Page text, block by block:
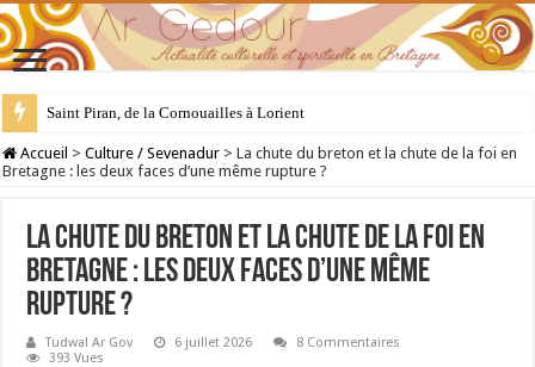
Saint Piran, de la Cornouailles à Lorient
28 juillet : Saint Samson de Dol, père de la Bretagne chrétienne
Accueil > Culture / Sevenadur > La chute du breton et la chute de la foi en
Bretagne : les deux faces d’une même rupture ?
La chute du breton et la chute de la foi en
Bretagne : les deux faces d’une même
rupture ?
Tudwal Ar Gov 6 juillet 2026
8 Commentaires
393 Vues